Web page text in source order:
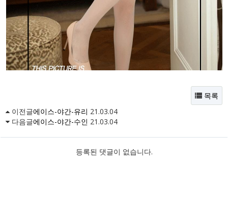
목록
이전글에이스-야간-유리 21.03.04
다음글에이스-야간-수인 21.03.04
등록된 댓글이 없습니다.